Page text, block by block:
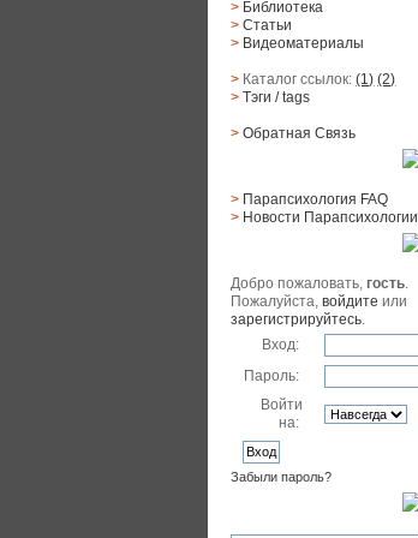
> Библиотека
> Статьи
> Видеоматериалы
> Каталог ссылок:(1) (2)
> Тэги/ tags
> Обратная Cвязь
> Парапсихология FAQ
> Новости Парапсихологии
Добро пожаловать,гость.
Пожалуйста,войдите или
зарегистрируйтесь.
Вход:
Пароль:
Войти
на:
Забыли пароль?